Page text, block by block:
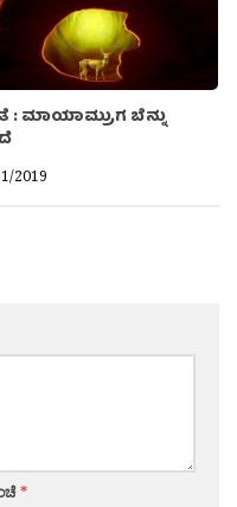
: ಮಾಯಾಮ್ರುಗ ಬೆನ್ನು
2019
*